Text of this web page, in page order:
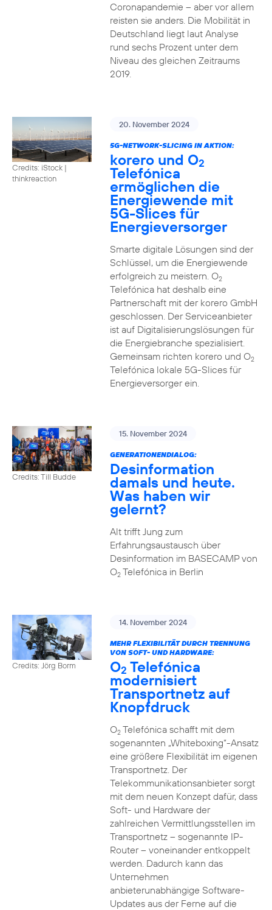
Coronapandemie – aber vor allem
reisten sie anders. Die Mobilität in
Deutschland liegt laut Analyse
rund sechs Prozent unter dem
Niveau des gleichen Zeitraums
2019.
Credits: iStock |
thinkreaction
20. November 2024
5G-NETWORK-SLICING IN AKTION:
korero und O2
Telefónica
ermöglichen die
Energiewende mit
5G-Slices für
Energieversorger
Smarte digitale Lösungen sind der
Schlüssel, um die Energiewende
erfolgreich zu meistern. O2
Telefónica hat deshalb eine
Partnerschaft mit der korero GmbH
geschlossen. Der Serviceanbieter
ist auf Digitalisierungslösungen für
die Energiebranche spezialisiert.
Gemeinsam richten korero und O2
Telefónica lokale 5G-Slices für
Energieversorger ein.
Credits: Till Budde
15. November 2024
GENERATIONENDIALOG:
Desinformation
damals und heute.
Was haben wir
gelernt?
Alt trifft Jung zum
Erfahrungsaustausch über
Desinformation im BASECAMP von
O2Telefónica in Berlin
Credits: Jörg Borm
14. November 2024
MEHR FLEXIBILITÄT DURCH TRENNUNG
VON SOFT- UND HARDWARE:
O2 Telefónica
modernisiert
Transportnetz auf
Knopfdruck
O2Telefónica schafft mit dem
sogenannten „Whiteboxing“-Ansatz
eine größere Flexibilität im eigenen
Transportnetz. Der
Telekommunikationsanbieter sorgt
mit dem neuen Konzept dafür, dass
Soft- und Hardware der
zahlreichen Vermittlungsstellen im
Transportnetz – sogenannte IP-
Router – voneinander entkoppelt
werden. Dadurch kann das
Unternehmen
anbieterunabhängige Software-
Updates aus der Ferne auf die